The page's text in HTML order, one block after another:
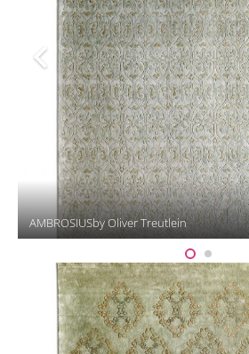
AMBROSIUSby Oliver Treutlein